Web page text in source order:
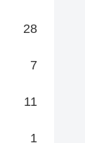
28
7
11
1